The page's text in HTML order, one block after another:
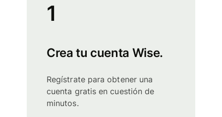
1
Crea tu cuenta Wise.
Regístrate para obtener una
cuenta gratis en cuestión de
minutos.